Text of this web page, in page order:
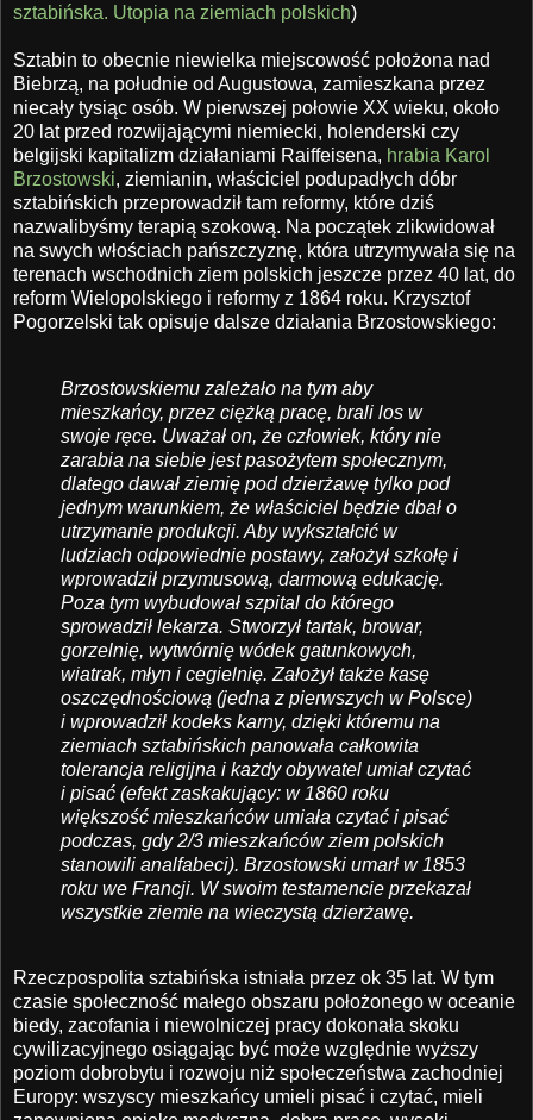
sztabińska. Utopia na ziemiach polskich)
Sztabin to obecnie niewielka miejscowość położona nad
Biebrzą, na południe od Augustowa, zamieszkana przez
niecały tysiąc osób. W pierwszej połowie XX wieku, około
20 lat przed rozwijającymi niemiecki, holenderski czy
belgijski kapitalizm działaniami Raiffeisena, hrabia Karol
Brzostowski, ziemianin, właściciel podupadłych dóbr
sztabińskich przeprowadził tam reformy, które dziś
nazwalibyśmy terapią szokową. Na początek zlikwidował
na swych włościach pańszczyznę, która utrzymywała się na
terenach wschodnich ziem polskich jeszcze przez 40 lat, do
reform Wielopolskiego i reformy z 1864 roku. Krzysztof
Pogorzelski tak opisuje dalsze działania Brzostowskiego:
Brzostowskiemu zależało na tym aby
mieszkańcy, przez ciężką pracę, brali los w
swoje ręce. Uważał on, że człowiek, który nie
zarabia na siebie jest pasożytem społecznym,
dlatego dawał ziemię pod dzierżawę tylko pod
jednym warunkiem, że właściciel będzie dbał o
utrzymanie produkcji. Aby wykształcić w
ludziach odpowiednie postawy, założył szkołę i
wprowadził przymusową, darmową edukację.
Poza tym wybudował szpital do którego
sprowadził lekarza. Stworzył tartak, browar,
gorzelnię, wytwórnię wódek gatunkowych,
wiatrak, młyn i cegielnię. Założył także kasę
oszczędnościową (jedna z pierwszych w Polsce)
i wprowadził kodeks karny, dzięki któremu na
ziemiach sztabińskich panowała całkowita
tolerancja religijna i każdy obywatel umiał czytać
i pisać (efekt zaskakujący: w 1860 roku
większość mieszkańców umiała czytać i pisać
podczas, gdy 2/3 mieszkańców ziem polskich
stanowili analfabeci). Brzostowski umarł w 1853
roku we Francji. W swoim testamencie przekazał
wszystkie ziemie na wieczystą dzierżawę.
Rzeczpospolita sztabińska istniała przez ok 35 lat. W tym
czasie społeczność małego obszaru położonego w oceanie
biedy, zacofania i niewolniczej pracy dokonała skoku
cywilizacyjnego osiągając być może względnie wyższy
poziom dobrobytu i rozwoju niż społeczeństwa zachodniej
Europy: wszyscy mieszkańcy umieli pisać i czytać, mieli